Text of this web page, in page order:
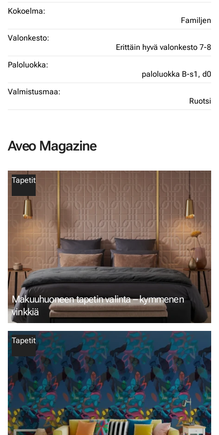
Kokoelma:
Familjen
Valonkesto:
Erittäin hyvä valonkesto 7-8
Paloluokka:
paloluokka B-s1, d0
Valmistusmaa:
Ruotsi
Aveo Magazine
Tapetit
Makuuhuoneen tapetin valinta – kymmenen
vinkkiä
Tapetit